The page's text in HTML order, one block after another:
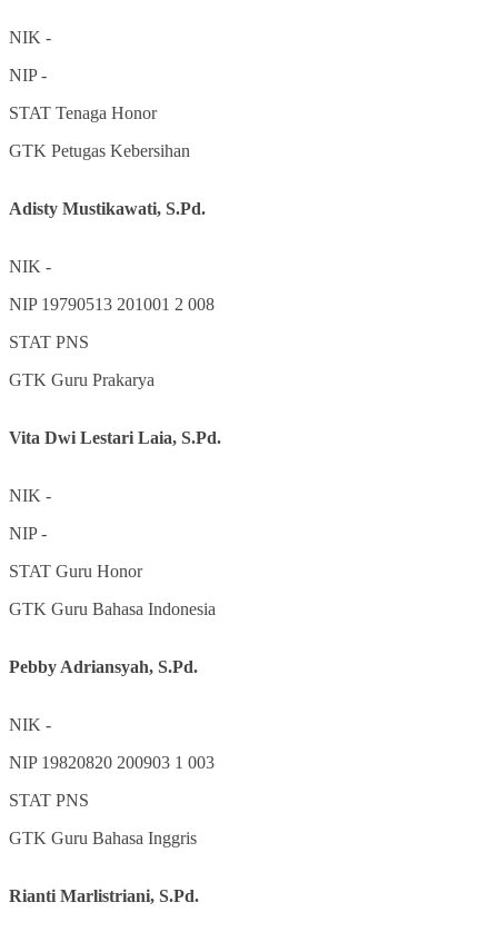
NIK -
NIP-
STAT Tenaga Honor
GTK Petugas Kebersihan
Adisty Mustikawati, S.Pd.
NIK -
NIP 19790513 201001 2 008
STAT PNS
GTK Guru Prakarya
Vita Dwi Lestari Laia, S.Pd.
NIK -
NIP-
STAT Guru Honor
GTK Guru Bahasa Indonesia
Pebby Adriansyah, S.Pd.
NIK -
NIP 19820820 200903 1 003
STAT PNS
GTK Guru Bahasa Inggris
Rianti Marlistriani, S.Pd.